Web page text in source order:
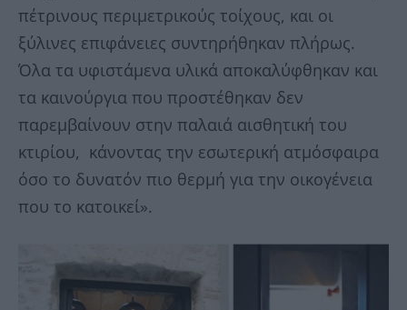
πέτρινους περιμετρικούς τοίχους, και οι
ξύλινες επιφάνειες συντηρήθηκαν πλήρως.
Όλα τα υφιστάμενα υλικά αποκαλύφθηκαν και
τα καινούργια που προστέθηκαν δεν
παρεμβαίνουν στην παλαιά αισθητική του
κτιρίου, κάνοντας την εσωτερική ατμόσφαιρα
όσο το δυνατόν πιο θερμή για την οικογένεια
που το κατοικεί».